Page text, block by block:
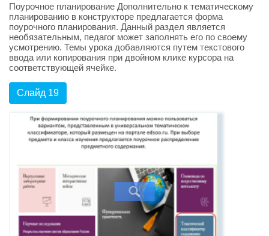
Поурочное планирование Дополнительно к тематическому
планированию в конструкторе предлагается форма
поурочного планирования. Данный раздел является
необязательным, педагог может заполнять его по своему
усмотрению. Темы урока добавляются путем текстового
ввода или копирования при двойном клике курсора на
соответствующей ячейке.
Слайд 19